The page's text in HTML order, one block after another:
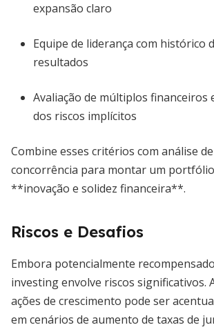
expansão claro
Equipe de liderança com histórico
resultados
Avaliação de múltiplos financeiros
dos riscos implícitos
Combine esses critérios com análise
concorrência para montar um
**inovação e solidez financeira**.
Riscos e Desafios
Embora potencialmente
investing envolve riscos significativos.
ações de crescimento pode ser
em cenários de aumento de taxas de